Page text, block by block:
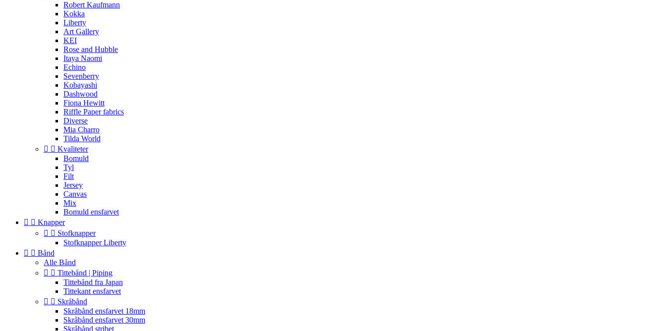
Robert Kaufmann
Kokka
Liberty
Art Gallery
KEI
Rose and Hubble
Itaya Naomi
Echino
Sevenberry
Kobayashi
Dashwood
Fiona Hewitt
Riffle Paper fabrics
Diverse
Mia Charro
Tilda World
  Kvaliteter
Bomuld
Tyl
Filt
Jersey
Canvas
Mix
Bomuld ensfarvet
  Knapper
  Stofknapper
Stofknapper Liberty
  Bånd
Alle Bånd
  Tittebånd | Piping
Tittebånd fra Japan
Tittekant ensfarvet
  Skråbånd
Skråbånd ensfarvet 18mm
Skråbånd ensfarvet 30mm
Skråbånd stribet